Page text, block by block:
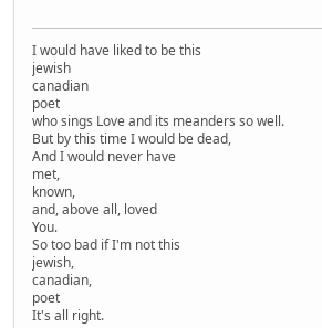
I would have liked to be this
jewish
canadian
poet
who sings Love and its meanders so well.
But by this time I would be dead,
And I would never have
met,
known,
and, above all, loved
You.
So too bad if I'm not this
jewish,
canadian,
poet
It's all right.